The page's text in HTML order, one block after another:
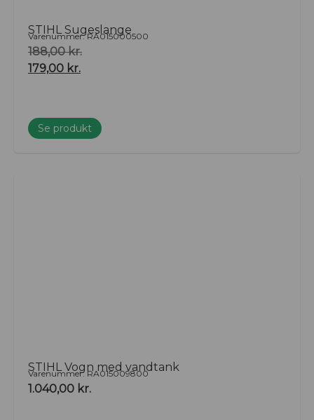
STIHL Sugeslange
Varenummer: RA015000500
188,00kr.
179,00 kr.
Se produkt
STIHL Vogn med vandtank
Varenummer: RA015009800
1.040,00 kr.